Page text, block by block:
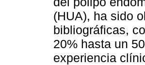
(HUA), ha sido
bibliográficas,
20% hasta un
experiencia